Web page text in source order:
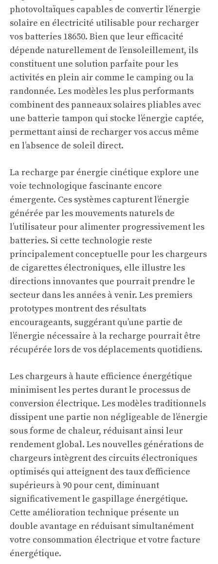
photovoltaïques capables de convertir l’énergie
solaire en électricité utilisable pour recharger
vos batteries 18650. Bien que leur efficacité
dépende naturellement de l’ensoleillement, ils
constituent une solution parfaite pour les
activités en plein air comme le camping ou la
randonnée. Les modèles les plus performants
combinent des panneaux solaires pliables avec
une batterie tampon qui stocke l’énergie captée,
permettant ainsi de recharger vos accus même
en l’absence de soleil direct.
La recharge par énergie cinétique explore une
voie technologique fascinante encore
émergente. Ces systèmes capturent l’énergie
générée par les mouvements naturels de
l’utilisateur pour alimenter progressivement les
batteries. Si cette technologie reste
principalement conceptuelle pour les chargeurs
de cigarettes électroniques, elle illustre les
directions innovantes que pourrait prendre le
secteur dans les années à venir. Les premiers
prototypes montrent des résultats
encourageants, suggérant qu’une partie de
l’énergie nécessaire à la recharge pourrait être
récupérée lors de vos déplacements quotidiens.
Les chargeurs à haute efficience énergétique
minimisent les pertes durant le processus de
conversion électrique. Les modèles traditionnels
dissipent une partie non négligeable de l’énergie
sous forme de chaleur, réduisant ainsi leur
rendement global. Les nouvelles générations de
chargeurs intègrent des circuits électroniques
optimisés qui atteignent des taux d’efficience
supérieurs à 90 pour cent, diminuant
significativement le gaspillage énergétique.
Cette amélioration technique présente un
double avantage en réduisant simultanément
votre consommation électrique et votre facture
énergétique.